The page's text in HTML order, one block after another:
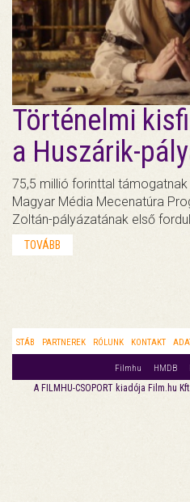
Történelmi
a Huszárik-
75,5 millió forinttal
Magyar Média Mecenatúra
Zoltán-pályázatának első
TOVÁBB
STÁB PARTNEREK RÓLUNK KONTAKT
Filmhu HMDB
A FILMHU-CSOPORT kiadója Film.hu